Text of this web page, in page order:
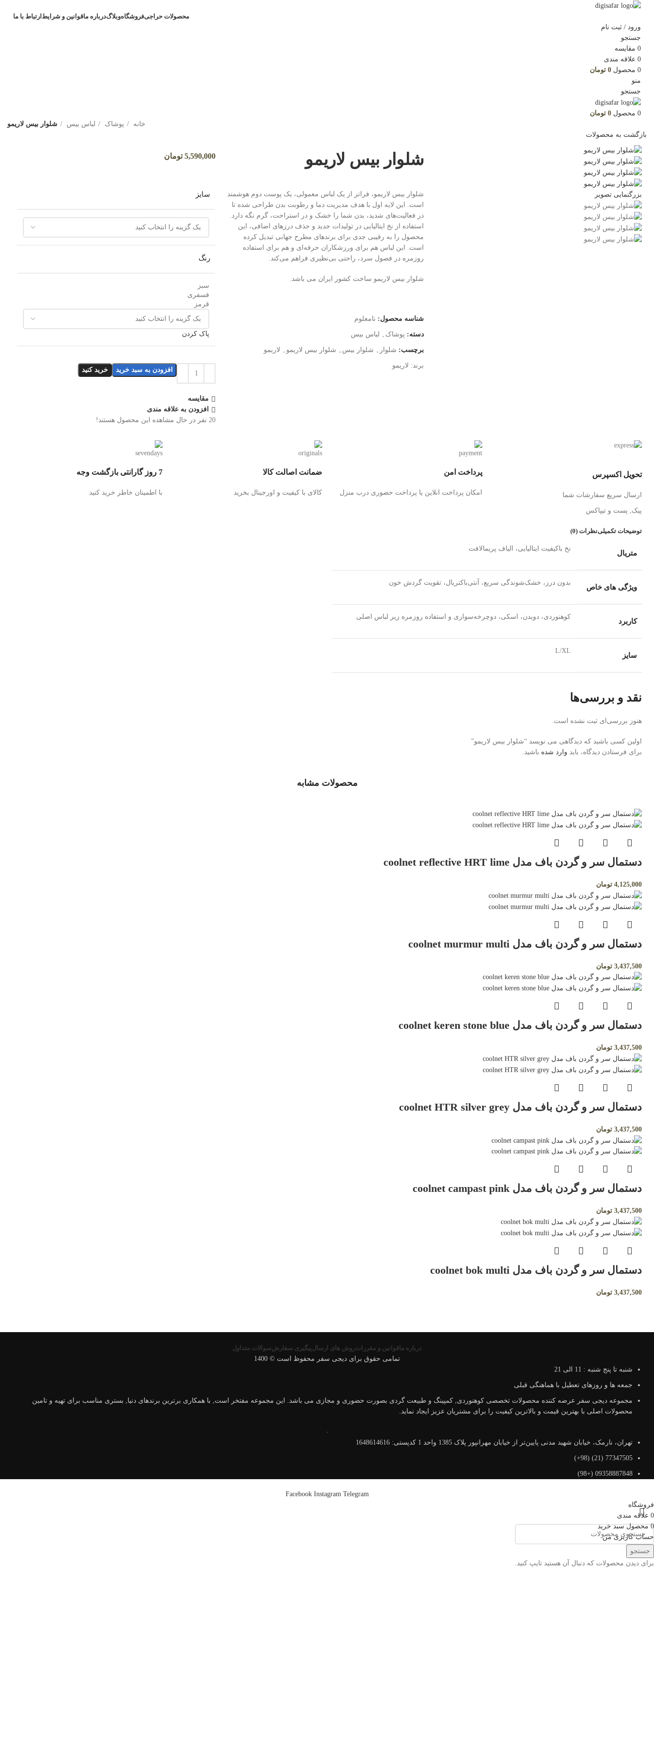
محصولات حراجیفروشگاهوبلاگدرباره ماقوانین و شرایط ارتباط با ما
ورود / ثبت نام
جستجو
0 مقایسه
0 علاقه مندی
0 محصول 0 تومان
منو
جستجو
0 محصول 0 تومان
خانه
پوشاک لباس بیس
شلوار بیس لاریمو
بازگشت به محصولات
بزرگنمایی تصویر
شلوار بیس لاریمو
شلوار بیس لاریمو، فراتر از یک لباس معمولی، یک پوست دوم هوشمند
است. این لایه اول با هدف مدیریت دما و رطوبت بدن طراحی شده تا
در فعالیت‌های شدید، بدن شما را خشک و در استراحت، گرم نگه دارد.
استفاده از نخ ایتالیایی در تولیدات جدید و حذف درزهای اضافی، این
محصول را به رقیبی جدی برای برندهای مطرح جهانی تبدیل کرده
است. این لباس هم برای ورزشکاران حرفه‌ای و هم برای استفاده
روزمره در فصول سرد، راحتی بی‌نظیری فراهم می‌کند.
شلوار بیس لاریمو ساخت کشور ایران می باشد.
شناسه محصول: نامعلوم
دسته: پوشاک لباس بیس
برچسب: شلوار شلوار بیس شلوار بیس لاریمو لاریمو
برند: لاریمو
5,590,000 تومان
سایز
رنگ
سبز
فسفری
قرمز
پاک کردن
افزودن به سبد خرید خرید کنید
مقایسه
افزودن به علاقه مندی
20 نفر در حال مشاهده این محصول هستند!
تحویل اکسپرس
ارسال سریع سفارشات شما
پیک, پست و تیپاکس
پرداخت امن
امکان پرداخت انلاین یا پرداخت حضوری درب منزل
ضمانت اصالت کالا
کالای با کیفیت و اورجینال بخرید
7 روز گارانتی بازگشت وجه
با اطمینان خاطر خرید کنید
توضیحات تکمیلینظرات (0)
متریال
نخ باکیفیت ایتالیایی، الیاف پریمالافت
ویژگی‌ های خاص
بدون درز، خشک‌شوندگی سریع، آنتی‌باکتریال، تقویت گردش خون
کاربرد
کوهنوردی، دویدن، اسکی، دوچرخه‌سواری و استفاده روزمره زیر لباس اصلی
سایز
L/XL
نقد و بررسی‌ها
هنوز بررسی‌ای ثبت نشده است.
اولین کسی باشید که دیدگاهی می نویسد “شلوار بیس لاریمو”
برای فرستادن دیدگاه، باید وارد شده باشید.
محصولات مشابه
دستمال سر و گردن باف مدل coolnet reflective HRT lime
4,125,000 تومان
دستمال سر و گردن باف مدل coolnet murmur multi
3,437,500 تومان
دستمال سر و گردن باف مدل coolnet keren stone blue
3,437,500 تومان
دستمال سر و گردن باف مدل coolnet HTR silver grey
3,437,500 تومان
دستمال سر و گردن باف مدل coolnet campast pink
3,437,500 تومان
دستمال سر و گردن باف مدل coolnet bok multi
3,437,500 تومان
درباره ما قوانین و مقرراتروش های ارسالپیگیری سفارشسوالات متداول
تمامی حقوق برای دیجی سفر محفوظ است © 1400
شنبه تا پنج شنبه : 11 الی 21
جمعه ها و روزهای تعطیل با هماهنگی قبلی
مجموعه دیجی سفر عرضه کننده محصولات تخصصی کوهنوردی, کمپینگ و طبیعت گردی بصورت حضوری و مجازی می باشد. این مجموعه مفتخر است, با همکاری برترین برندهای دنیا, بستری مناسب برای تهیه و تامین
محصولات اصلی با بهترین قیمت و بالاترین کیفیت را برای مشتریان عزیز ایجاد نماید.
تهران، نارمک، خیابان شهید مدنی پایین‌تر از خیابان مهرانپور پلاک 1385 واحد 1 کدپستی: 1648614616
77347505 (21) (98+)
09358887848 (+98)
Facebook Instagram Telegram
جستجو
برای دیدن محصولات که دنبال آن هستید تایپ کنید.
فروشگاه
0 علاقه مندی
0 محصول سبد خرید
حساب کاربری من